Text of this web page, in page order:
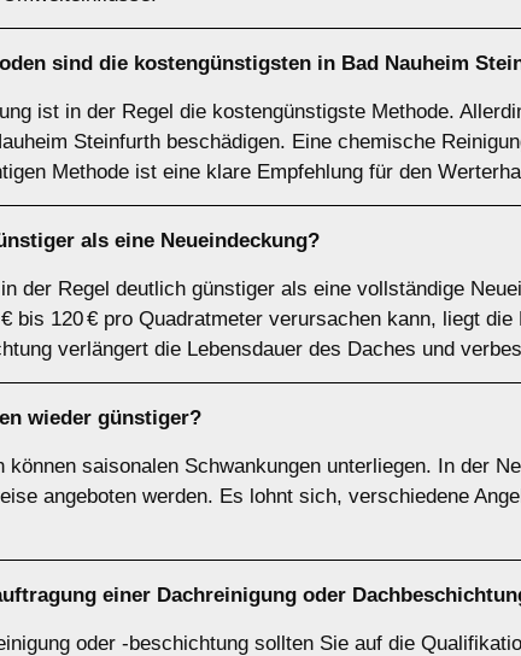
sind die kostengünstigsten in Bad Nauheim
ist in der Regel die kostengünstigste Methode.
Steinfurth beschädigen. Eine chemische
Methode ist eine klare Empfehlung für den
als eine Neueindeckung?
der Regel deutlich günstiger als eine vollständige
bis 120 € pro Quadratmeter verursachen kann, liegt
verlängert die Lebensdauer des Daches und
wieder günstiger?
können saisonalen Schwankungen unterliegen. In der
angeboten werden. Es lohnt sich, verschiedene
einer Dachreinigung oder
oder -beschichtung sollten Sie auf die